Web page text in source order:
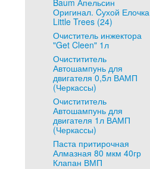
Baum Апельсин
Оригинал. Cухой Елочка
Little Trees (24)
Очиститель инжектора
"Get Cleen" 1л
Очистититель
Автошампунь для
двигателя 0,5л ВАМП
(Черкассы)
Очистититель
Автошампунь для
двигателя 1л ВАМП
(Черкассы)
Паста притирочная
Алмазная 80 мкм 40гр
Клапан ВМП